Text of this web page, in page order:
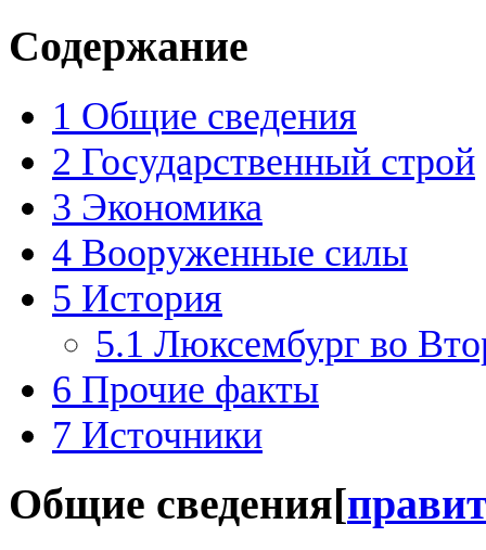
Содержание
1 Общие сведения
2 Государственный строй
3 Экономика
4 Вооруженные силы
5 История
5.1 Люксембург во
6 Прочие факты
7 Источники
Общие сведения[